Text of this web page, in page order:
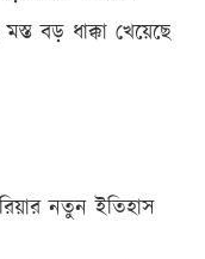
বড় ধাক্কা খেয়েছে
নতুন ইতিহাস